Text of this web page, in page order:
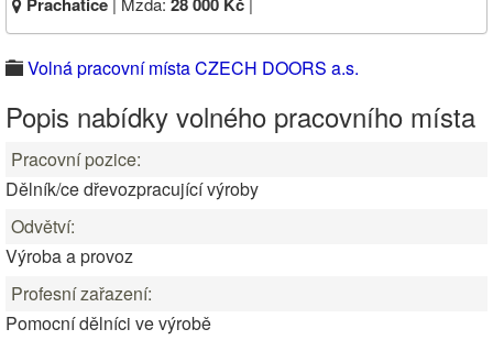
Volná pracovní místa CZECH DOORS a.s.
Popis nabídky volného pracovního místa
Pracovní pozice:
Dělník/ce dřevozpracující výroby
Odvětví:
Výroba a provoz
Profesní zařazení:
Pomocní dělníci ve výrobě